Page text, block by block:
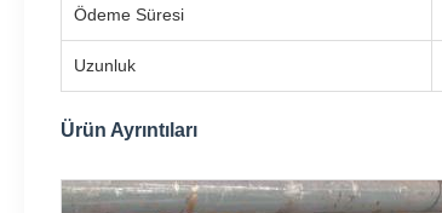
Ödeme Süresi
Uzunluk
Ürün Ayrıntıları